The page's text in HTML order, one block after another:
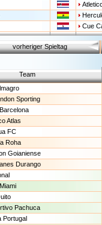
Cue
vorheriger Spieltag
Team
Sporting
Atlas
FC
Roha
Goianiense
Durango
Pachuca
Portugal